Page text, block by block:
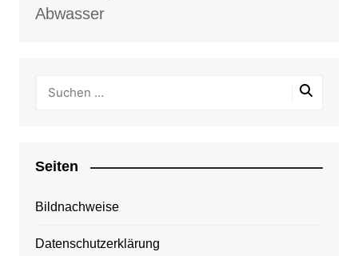
Abwasser
Seiten
Bildnachweise
Datenschutzerklärung